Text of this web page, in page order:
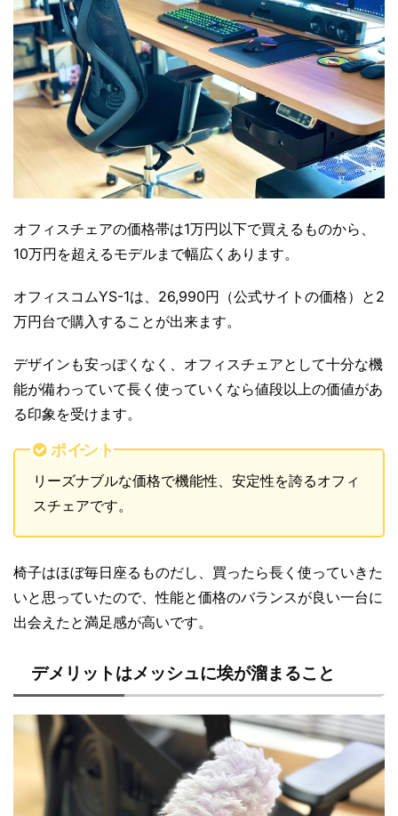
オフィスチェアの価格帯は1万円以下で買えるものから、
10万円を超えるモデルまで幅広くあります。
オフィスコムYS-1は、26,990円（公式サイトの価格）と2
万円台で購入することが出来ます。
デザインも安っぽくなく、オフィスチェアとして十分な機
能が備わっていて長く使っていくなら値段以上の価値があ
る印象を受けます。
ポイント
リーズナブルな価格で機能性、安定性を誇るオフィ
スチェアです。
椅子はほぼ毎日座るものだし、買ったら長く使っていきた
いと思っていたので、性能と価格のバランスが良い一台に
出会えたと満足感が高いです。
デメリットはメッシュに埃が溜まること